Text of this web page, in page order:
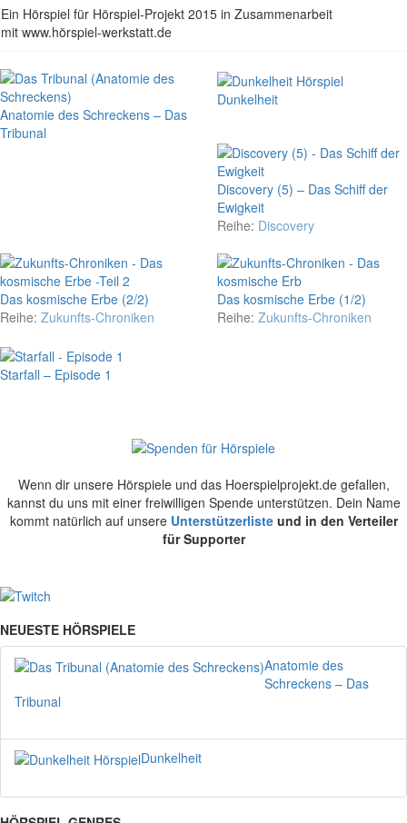
Ein Hörspiel für Hörspiel-Projekt 2015 in Zusammenarbeit
mit www.hörspiel-werkstatt.de
Anatomie des Schreckens – Das
Tribunal
Dunkelheit
Discovery (5) – Das Schiff der
Ewigkeit
Reihe: Discovery
Das kosmische Erbe (2/2)
Reihe: Zukunfts-Chroniken
Das kosmische Erbe (1/2)
Reihe: Zukunfts-Chroniken
Starfall – Episode 1
Wenn dir unsere Hörspiele und das Hoerspielprojekt.de gefallen,
kannst du uns mit einer freiwilligen Spende unterstützen. Dein Name
kommt natürlich auf unsere Unterstützerlisteund in den Verteiler
für Supporter
NEUESTE HÖRSPIELE
Anatomie des
Schreckens – Das
Tribunal
Dunkelheit